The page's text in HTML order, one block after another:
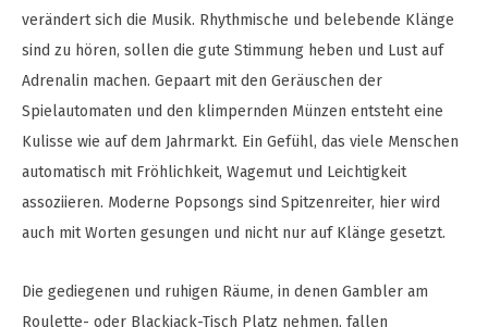
verändert sich die Musik. Rhythmische und belebende Klänge
sind zu hören, sollen die gute Stimmung heben und Lust auf
Adrenalin machen. Gepaart mit den Geräuschen der
Spielautomaten und den klimpernden Münzen entsteht eine
Kulisse wie auf dem Jahrmarkt. Ein Gefühl, das viele Menschen
automatisch mit Fröhlichkeit, Wagemut und Leichtigkeit
assoziieren. Moderne Popsongs sind Spitzenreiter, hier wird
auch mit Worten gesungen und nicht nur auf Klänge gesetzt.
Die gediegenen und ruhigen Räume, in denen Gambler am
Roulette- oder Blackjack-Tisch Platz nehmen, fallen